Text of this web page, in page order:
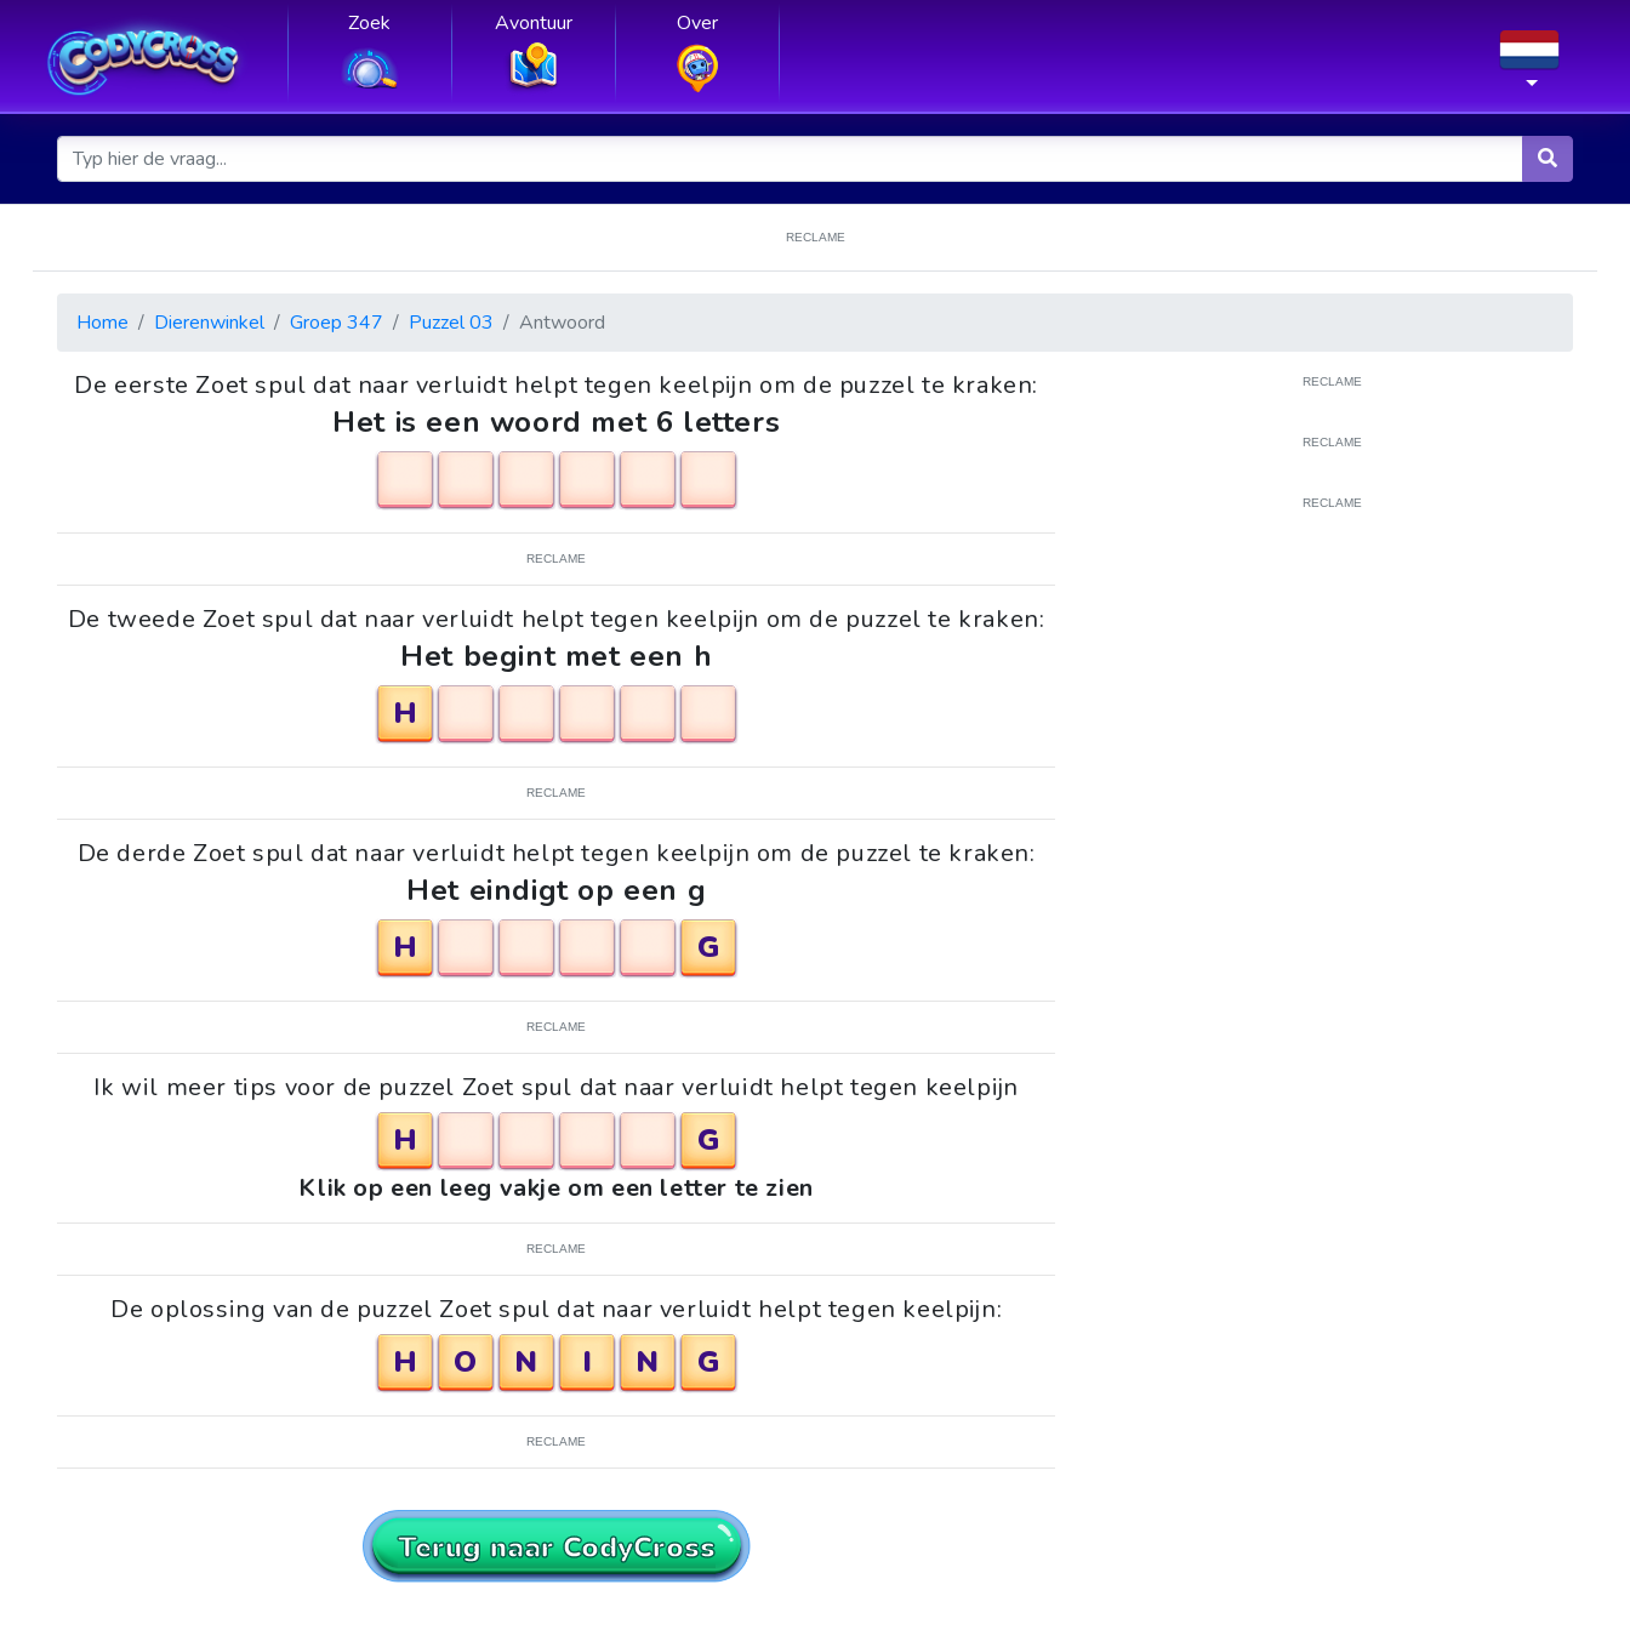
Zoek Avontuur Over
RECLAME
Home Dierenwinkel Groep 347 Puzzel 03 Antwoord
De eerste Zoet spul dat naar verluidt helpt tegen keelpijn om de puzzel te kraken:
Het is een woord met 6 letters
RECLAME
De tweede Zoet spul dat naar verluidt helpt tegen keelpijn om de puzzel te kraken:
Het begint met een h
H
RECLAME
De derde Zoet spul dat naar verluidt helpt tegen keelpijn om de puzzel te kraken:
Het eindigt op een g
H
G
RECLAME
Ik wil meer tips voor de puzzel Zoet spul dat naar verluidt helpt tegen keelpijn
H G
Klik op een leeg vakje om een letter te zien
RECLAME
De oplossing van de puzzel Zoet spul dat naar verluidt helpt tegen keelpijn:
H O N I N G
RECLAME
Terug naar CodyCross
RECLAME
RECLAME
RECLAME